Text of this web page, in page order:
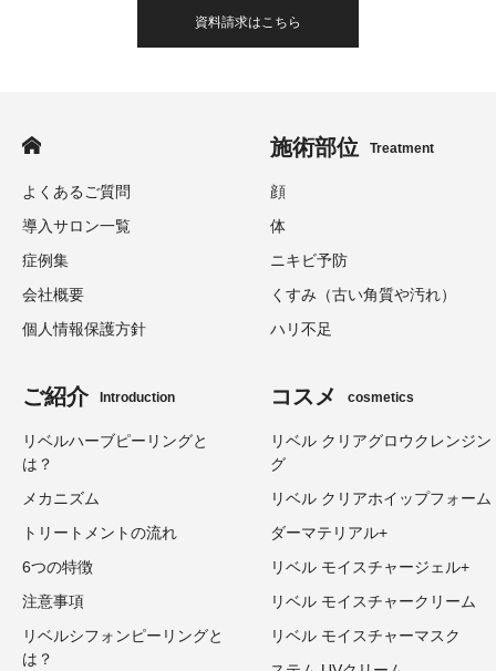
資料請求はこちら
よくあるご質問
導入サロン一覧
症例集
会社概要
個人情報保護方針
施術部位 Treatment
顔
体
ニキビ予防
くすみ（古い角質や汚れ）
ハリ不足
ご紹介 Introduction
リベルハーブピーリングと
は？
メカニズム
トリートメントの流れ
6つの特徴
注意事項
リベルシフォンピーリングと
は？
コスメ cosmetics
リベル クリアグロウクレンジン
グ
リベル クリアホイップフォーム
ダーマテリアル+
リベル モイスチャージェル+
リベル モイスチャークリーム
リベル モイスチャーマスク